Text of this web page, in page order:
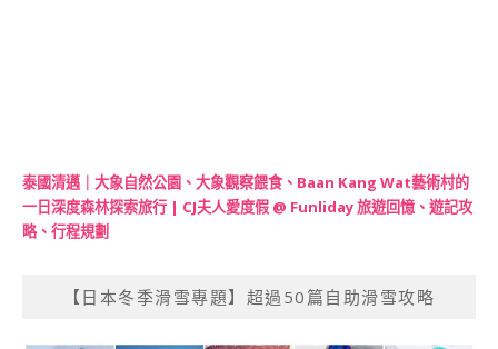
泰國清邁｜大象自然公園、大象觀察餵食、Baan Kang Wat藝術村的
一日深度森林探索旅行 | CJ夫人愛度假 @ Funliday 旅遊回憶、遊記攻
略、行程規劃
【日本冬季滑雪專題】超過50篇自助滑雪攻略